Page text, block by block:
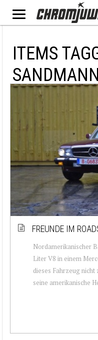
ITEMS
SANDMANN
FREUNDE IM
Nordamerikanischer
Liter V8 in einem
dieses Fahrzeug
seine amerikanische